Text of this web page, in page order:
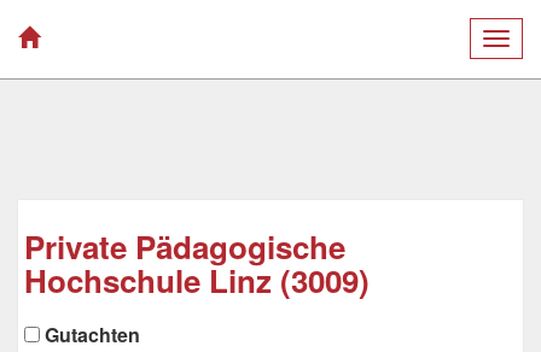
Private Pädagogische
Hochschule Linz (3009)
Gutachten